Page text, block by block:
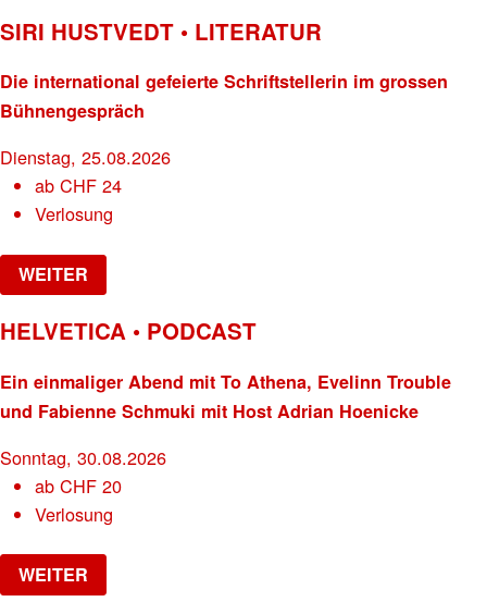
SIRI HUSTVEDT • LITERATUR
Die international gefeierte Schriftstellerin im grossen
Bühnengespräch
Dienstag, 25.08.2026
abCHF 24
Verlosung
WEITER
HELVETICA • PODCAST
Ein einmaliger Abend mit To Athena, Evelinn Trouble
und Fabienne Schmuki mit Host Adrian Hoenicke
Sonntag, 30.08.2026
abCHF 20
Verlosung
WEITER